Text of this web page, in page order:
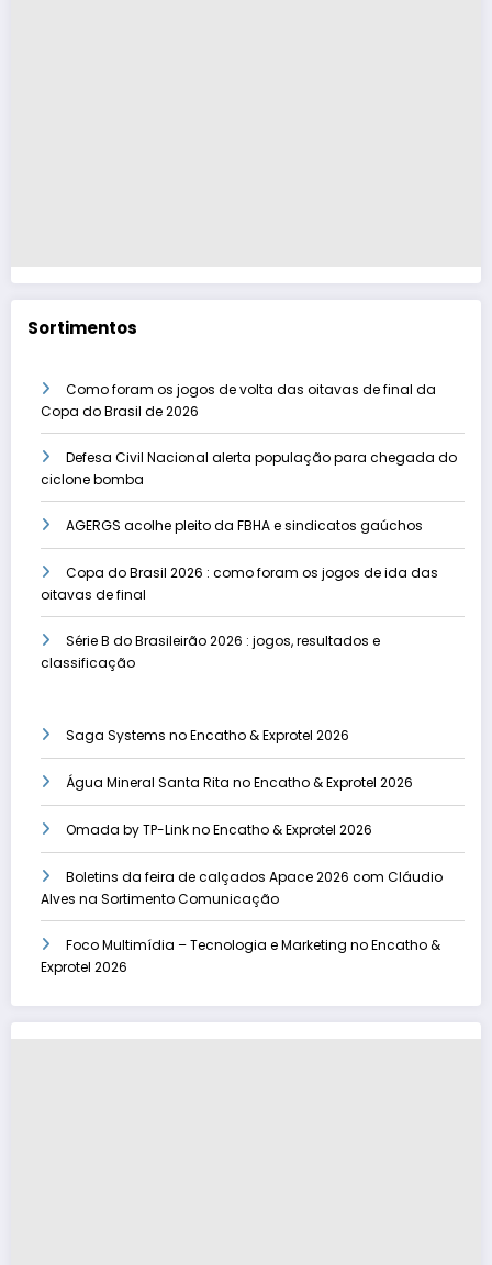
Sortimentos
Como foram os jogos de volta das oitavas de final da
Copa do Brasil de 2026
Defesa Civil Nacional alerta população para chegada do
ciclone bomba
AGERGS acolhe pleito da FBHA e sindicatos gaúchos
Copa do Brasil 2026 : como foram os jogos de ida das
oitavas de final
Série B do Brasileirão 2026 : jogos, resultados e
classificação
Saga Systems no Encatho & Exprotel 2026
Água Mineral Santa Rita no Encatho & Exprotel 2026
Omada by TP-Link no Encatho & Exprotel 2026
Boletins da feira de calçados Apace 2026 com Cláudio
Alves na Sortimento Comunicação
Foco Multimídia – Tecnologia e Marketing no Encatho &
Exprotel 2026